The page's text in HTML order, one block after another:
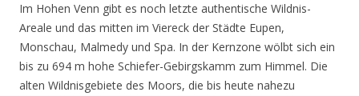
Im Hohen Venn gibt es noch letzte authentische Wildnis-
Areale und das mitten im Viereck der Städte Eupen,
Monschau, Malmedy und Spa. In der Kernzone wölbt sich ein
bis zu 694 m hohe Schiefer-Gebirgskamm zum Himmel. Die
alten Wildnisgebiete des Moors, die bis heute nahezu